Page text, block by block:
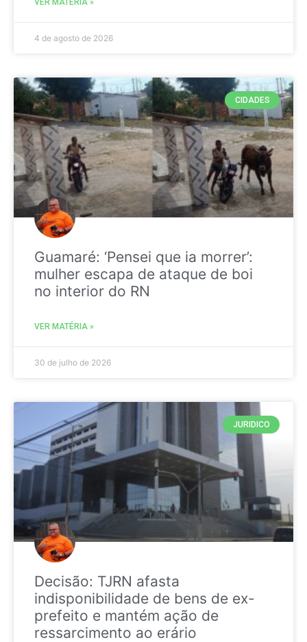
4 de agosto de 2026
CIDADES
Guamaré: ‘Pensei que ia morrer’:
mulher escapa de ataque de boi
no interior do RN
VER MATÉRIA »
30 de julho de 2026
JURIDICO
Decisão: TJRN afasta
indisponibilidade de bens de ex-
prefeito e mantém ação de
ressarcimento ao erário